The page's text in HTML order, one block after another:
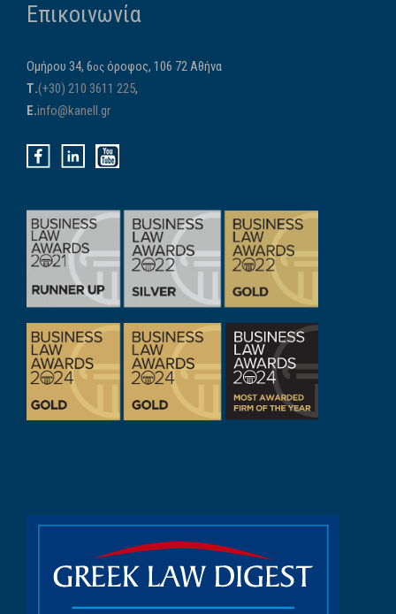
Επικοινωνία
Ομήρου 34, 6ος όροφος, 106 72 Αθήνα
Τ.(+30) 210 3611 225,
E.info@kanell.gr